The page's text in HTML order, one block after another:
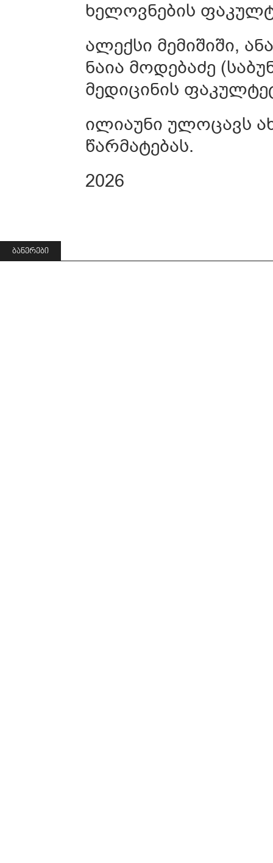
ხელოვნების
ალექსი მემიშიში,
ნაია მოდებაძე
მედიცინის
ილიაუნი ულოცავს
წარმატებას.
2026
ᲑᲐᲜᲔᲠᲔᲑᲘ